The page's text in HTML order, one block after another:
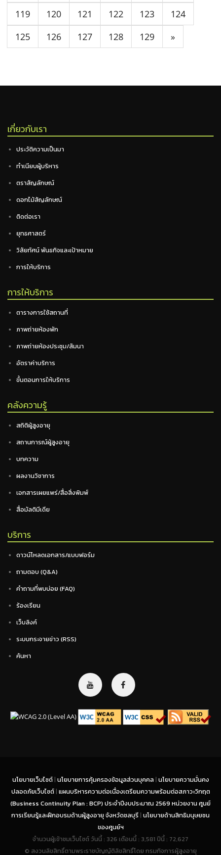
119
120 121 122 123
124
125
126 127 128 129 »
เกี่ยวกับเรา
ประวัติความเป็นมา
ทำเนียบผู้บริหาร
ตราสัญลักษณ์
ดอกไม้สัญลักษณ์
ติดต่อเรา
ยุทธศาสตร์
วิสัยทัศน์ พันธกิจและเป้าหมาย
การให้บริการ
การให้บริการ
ตารางการใช้สถานที่
ภาพถ่ายห้องพัก
ภาพถ่ายห้องประชุม/สัมนา
อัตราค่าบริการ
ขั้นตอนการให้บริการ
คลังความรู้
สถิติผู้สูงอายุ
สถานการณ์ผู้สูงอายุ
บทความ
ผลงานวิชาการ
เอกสารเผยแพร่/สื่อสิ่งพิมพ์
สื่อมัลติมีเดีย
บริการ
ดาวน์โหลดเอกสาร/แบบฟอร์ม
ถามตอบ (Q&A)
คำถามที่พบบ่อย (FAQ)
ร้องเรียน
เว็บลิงค์
ระบบกระจายข่าว (RSS)
ค้นหา
นโยบายเว็บไซต์ | นโยบายการคุ้มครองข้อมูลส่วนบุคคล | นโยบายความมั่นคง
ปลอดภัยเว็บไซต์ | แผนบริหารความต่อเนื่องเตรียมความพร้อมต่อสภาวะวิกฤต
(Business Continuity Plan : BCP) ประจำปีงบประมาณ 2569 หน่วยงาน ศูนย์
การเรียนรู้และฝึกอบรมด้านผู้สูงอายุ จังหวัดชลบุรี | นโยบายด้านสิทธิมนุษยชน
ของศูนย์ฯ
จำนวนผู้เข้าชมเว็บไซต์ วันนี้ : 326 เดือนนี้ : 3,581 ปีนี้ : 72,627
© สงวนลิขสิทธิ์ตามพระราชบัญญัติลิขสิทธิ์โดย กรมกิจการผู้สูงอายุ